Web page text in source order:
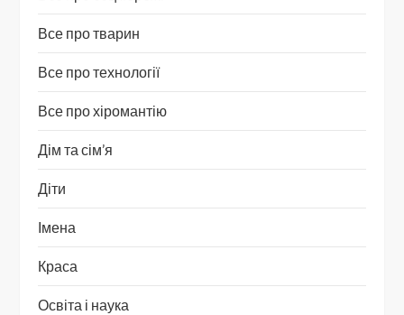
Все про тварин
Все про технології
Все про хіромантію
Дім та сім’я
Діти
Імена
Краса
Освіта і наука